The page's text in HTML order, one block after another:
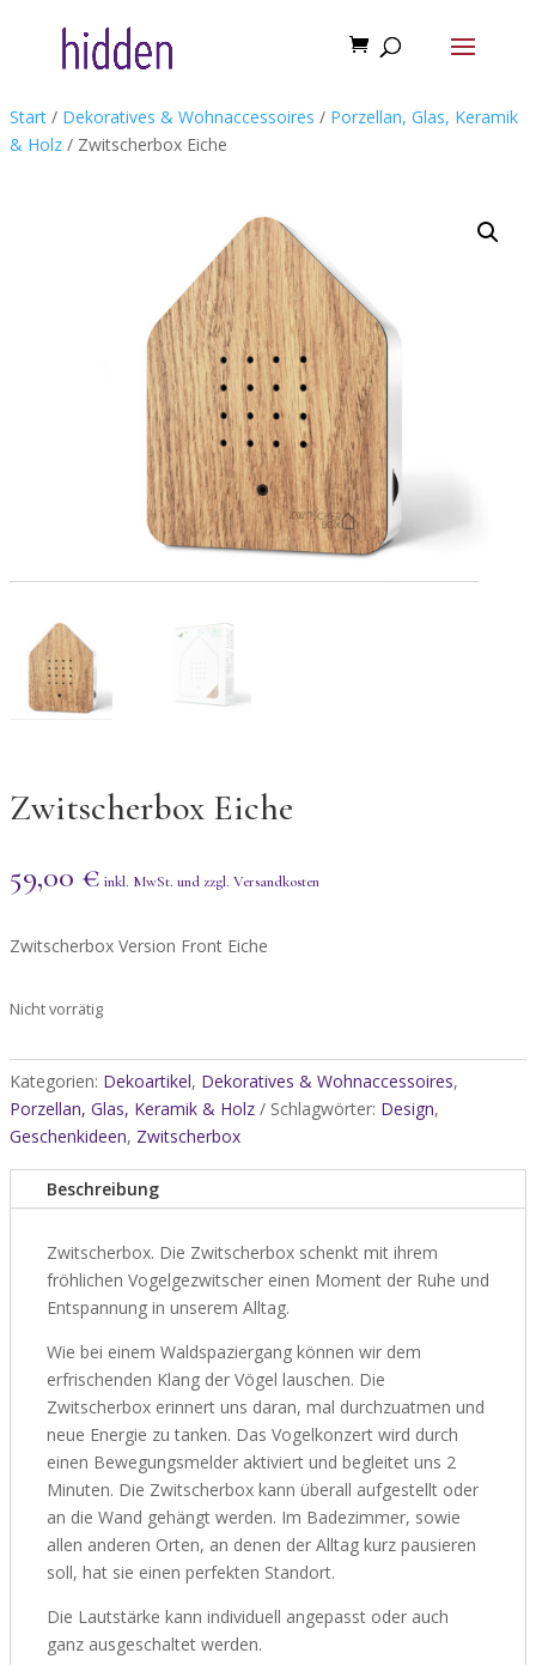
Start / Dekoratives & Wohnaccessoires / Porzellan, Glas, Keramik
& Holz / Zwitscherbox Eiche
Zwitscherbox Eiche
59,00 €
Zwitscherbox Version Front Eiche
Nicht vorrätig
Kategorien: Dekoartikel, Dekoratives & Wohnaccessoires,
Porzellan, Glas, Keramik & Holz
Schlagwörter: Design,
Geschenkideen, Zwitscherbox
Beschreibung
Zwitscherbox. Die Zwitscherbox schenkt mit ihrem
fröhlichen Vogelgezwitscher einen Moment der Ruhe und
Entspannung in unserem Alltag.
Wie bei einem Waldspaziergang können wir dem
erfrischenden Klang der Vögel lauschen. Die
Zwitscherbox erinnert uns daran, mal durchzuatmen und
neue Energie zu tanken. Das Vogelkonzert wird durch
einen Bewegungsmelder aktiviert und begleitet uns 2
Minuten. Die Zwitscherbox kann überall aufgestellt oder
an die Wand gehängt werden. Im Badezimmer, sowie
allen anderen Orten, an denen der Alltag kurz pausieren
soll, hat sie einen perfekten Standort.
Die Lautstärke kann individuell angepasst oder auch
ganz ausgeschaltet werden.